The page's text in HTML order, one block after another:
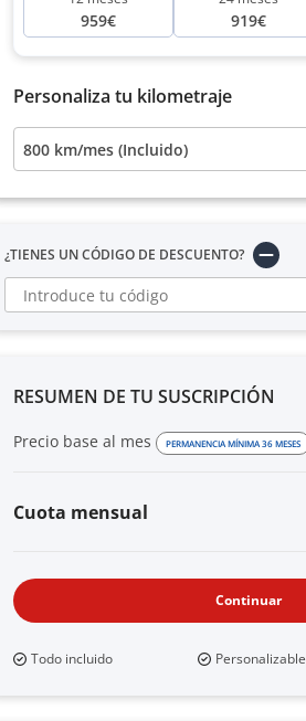
959€ 919€
Personaliza tu kilometraje
800 km/mes (Incluido)
¿TIENES UN CÓDIGO DE DESCUENTO?
RESUMEN DE TU SUSCRIPCIÓN
Precio base al mes PERMANENCIA MÍNIMA 36 MESES
Cuota mensual
Continuar
Todo incluido Personalizable